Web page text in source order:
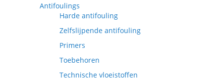
Antifoulings
Harde antifouling
Zelfslijpende antifouling
Primers
Toebehoren
Technische vloeistoffen